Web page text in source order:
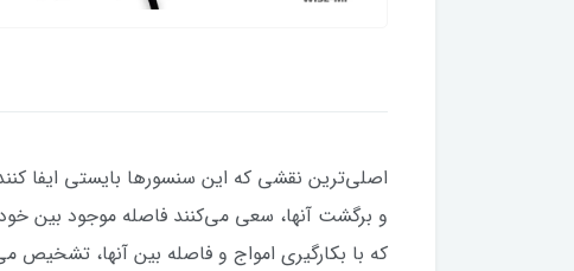
‌اصلی‌ترین نقشی که این سنسورها بایستی ایفا
و برگشت آنها، سعی می‌کنند فاصله موجود بین
که با بکارگیری امواج و فاصله بین آنها،